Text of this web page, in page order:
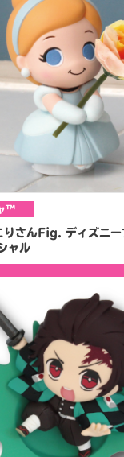
™
りさんFig. ディズニー
ャル